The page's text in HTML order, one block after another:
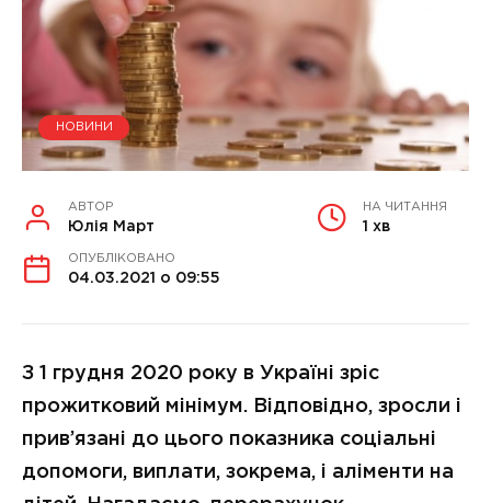
НОВИНИ
АВТОР
Юлія Март
НА ЧИТАННЯ
1 хв
ОПУБЛІКОВАНО
04.03.2021 о 09:55
З 1 грудня 2020 року в Україні зріс
прожитковий мінімум. Відповідно, зросли і
прив’язані до цього показника соціальні
допомоги, виплати, зокрема, і аліменти на